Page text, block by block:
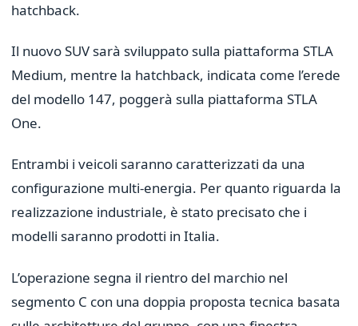
hatchback.
Il nuovo SUV sarà sviluppato sulla piattaforma STLA
Medium, mentre la hatchback, indicata come l’erede
del modello 147, poggerà sulla piattaforma STLA
One.
Entrambi i veicoli saranno caratterizzati da una
configurazione multi-energia. Per quanto riguarda la
realizzazione industriale, è stato precisato che i
modelli saranno prodotti in Italia.
L’operazione segna il rientro del marchio nel
segmento C con una doppia proposta tecnica basata